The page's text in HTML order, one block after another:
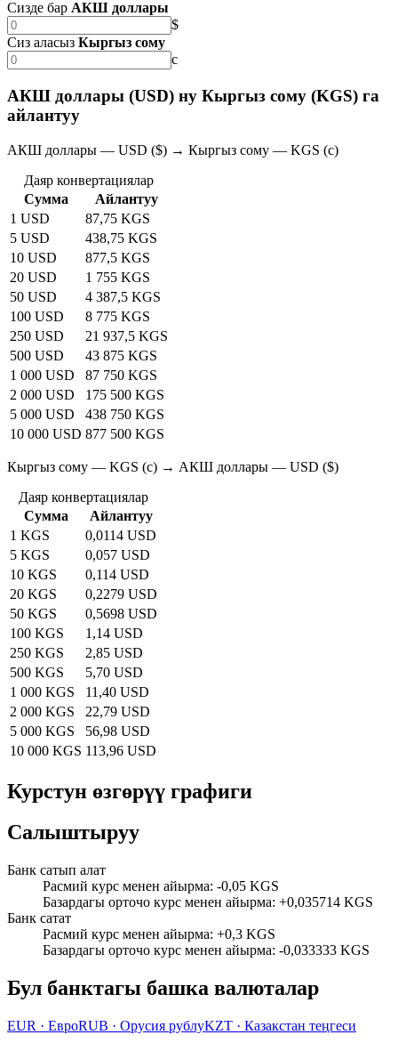
Сизде бар АКШ доллары
$
Сиз аласыз Кыргыз сому
с
АКШ доллары (USD) ну Кыргыз сому (KGS) га
айлантуу
АКШ доллары — USD ($) → Кыргыз сому — KGS (с)
Даяр конвертациялар
Сумма
Айлантуу
1 USD
87,75 KGS
5 USD
438,75 KGS
10 USD
877,5 KGS
20 USD
1 755 KGS
50 USD
4 387,5 KGS
100 USD
8 775 KGS
250 USD
21 937,5 KGS
500 USD
43 875 KGS
1 000 USD
87 750 KGS
2 000 USD
175 500 KGS
5 000 USD
438 750 KGS
10 000 USD 877 500 KGS
Кыргыз сому — KGS (с) → АКШ доллары — USD ($)
Даяр конвертациялар
Сумма
Айлантуу
1 KGS
0,0114 USD
5 KGS
0,057 USD
10 KGS
0,114 USD
20 KGS
0,2279 USD
50 KGS
0,5698 USD
100 KGS
1,14 USD
250 KGS
2,85 USD
500 KGS
5,70 USD
1 000 KGS
11,40 USD
2 000 KGS
22,79 USD
5 000 KGS
56,98 USD
10 000 KGS 113,96 USD
Курстун өзгөрүү графиги
Салыштыруу
Банк сатып алат
Расмий курс менен айырма: -0,05 KGS
Базардагы орточо курс менен айырма: +0,035714 KGS
Банк сатат
Расмий курс менен айырма: +0,3 KGS
Базардагы орточо курс менен айырма: -0,033333 KGS
Бул банктагы башка валюталар
EUR · ЕвроRUB · Орусия рублуKZT · Казакстан теңгеси